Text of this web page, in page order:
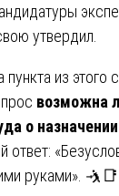
утвердил.
из этого
возможна
о
ответ:
руками». 🤺📑